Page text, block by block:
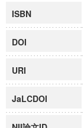
ISBN
DOI
URI
JaLCDOI